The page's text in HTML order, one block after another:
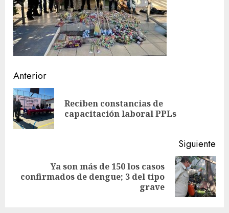
Sigue
leyendo
Anterior
Reciben constancias de
capacitación laboral PPLs
Siguiente
Siguiente
Ya son más de 150 los casos
confirmados de dengue; 3 del tipo
grave